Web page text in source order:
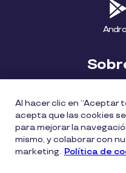
Mapa del sitio
Política entrega bonos
Al hacer clic en “Aceptar
acepta que las cookies
para mejorar la
mismo, y colaborar con
marketing. Política de